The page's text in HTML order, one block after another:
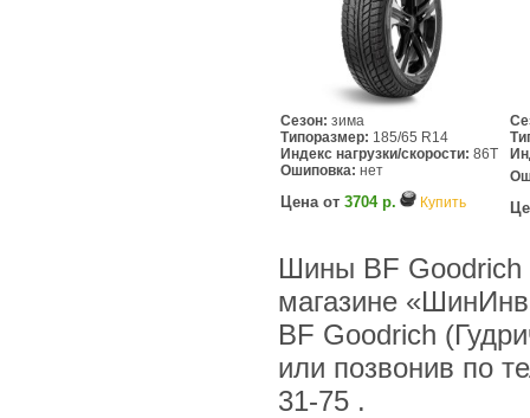
Сезон: зима
Типоразмер: 185/65 R14
Индекс нагрузки/скорости: 86T
Ошиповка: нет
Цена от 3704 р. Купить
Шины BF Goodrich
магазине
BF Goodrich
или позвонив по
31-75 .